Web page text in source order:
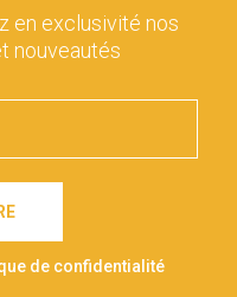
en exclusivité nos
nouveautés
de confidentialité